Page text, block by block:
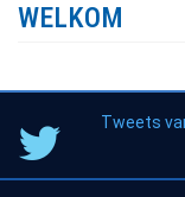
WELKOM
Tweets